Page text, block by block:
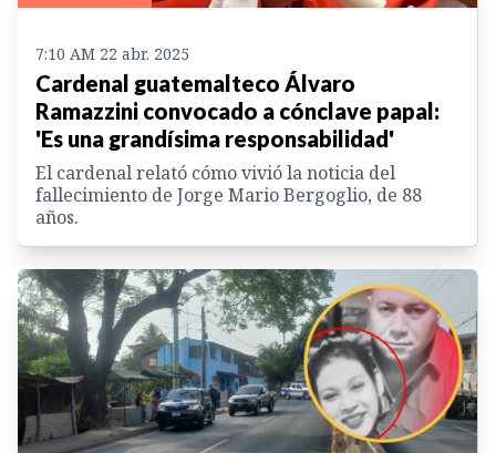
7:10 AM 22 abr. 2025
Cardenal guatemalteco Álvaro
Ramazzini convocado a cónclave papal:
'Es una grandísima responsabilidad'
El cardenal relató cómo vivió la noticia del
fallecimiento de Jorge Mario Bergoglio, de 88
años.